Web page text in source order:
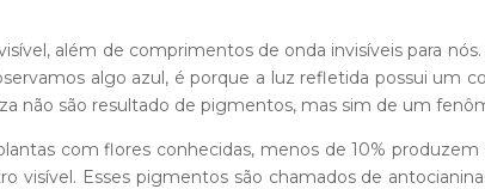
além de comprimentos de onda invisíveis para
algo azul, é porque a luz refletida possui um
não são resultado de pigmentos, mas sim de um
com flores conhecidas, menos de 10%
visível. Esses pigmentos são chamados de